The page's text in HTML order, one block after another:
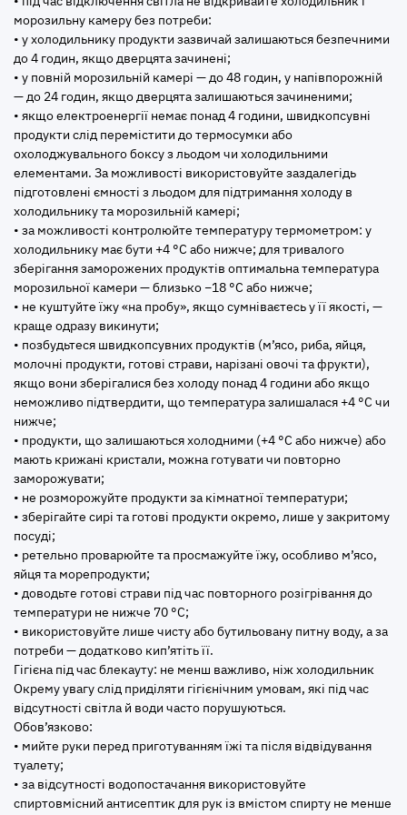
морозильну камеру без потреби:
• у холодильнику продукти зазвичай залишаються безпечними
до 4 годин, якщо дверцята зачинені;
• у повній морозильній камері — до 48 годин, у напівпорожній
— до 24 годин, якщо дверцята залишаються зачиненими;
• якщо електроенергії немає понад 4 години, швидкопсувні
продукти слід перемістити до термосумки або
охолоджувального боксу з льодом чи холодильними
елементами. За можливості використовуйте заздалегідь
підготовлені ємності з льодом для підтримання холоду в
холодильнику та морозильній камері;
• за можливості контролюйте температуру термометром: у
холодильнику має бути +4 °C або нижче; для тривалого
зберігання заморожених продуктів оптимальна температура
морозильної камери — близько −18 °C або нижче;
• не куштуйте їжу «на пробу», якщо сумніваєтесь у її якості, —
краще одразу викинути;
• позбудьтеся швидкопсувних продуктів (м’ясо, риба, яйця,
молочні продукти, готові страви, нарізані овочі та фрукти),
якщо вони зберігалися без холоду понад 4 години або якщо
неможливо підтвердити, що температура залишалася +4 °C чи
нижче;
• продукти, що залишаються холодними (+4 °C або нижче) або
мають крижані кристали, можна готувати чи повторно
заморожувати;
• не розморожуйте продукти за кімнатної температури;
• зберігайте сирі та готові продукти окремо, лише у закритому
посуді;
• ретельно проварюйте та просмажуйте їжу, особливо м’ясо,
яйця та морепродукти;
• доводьте готові страви під час повторного розігрівання до
температури не нижче 70 °C;
• використовуйте лише чисту або бутильовану питну воду, а за
потреби — додатково кип’ятіть її.
Гігієна під час блекауту: не менш важливо, ніж холодильник
Окрему увагу слід приділяти гігієнічним умовам, які під час
відсутності світла й води часто порушуються.
Обов’язково:
• мийте руки перед приготуванням їжі та після відвідування
туалету;
• за відсутності водопостачання використовуйте
спиртовмісний антисептик для рук із вмістом спирту не менше